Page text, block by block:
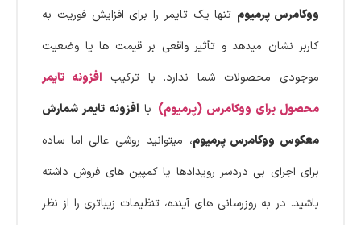
ووکامرس پرمیوم تنها یک تایمر را برای افزایش فوریت به
کاربر نشان میدهد و تأثیر واقعی بر قیمت ها یا وضعیت
موجودی محصولات شما ندارد. با ترکیبافزونه تایمر
محصول برای ووکامرس (پرمیوم) با افزونه تایمر شمارش
معکوس ووکامرس پرمیوم، میتوانید روشی عالی اما ساده
برای اجرای بی دردسر رویدادها یا کمپین های فروش داشته
باشید. در به روزرسانی های آینده، تنظیمات زیباتری را از نظر